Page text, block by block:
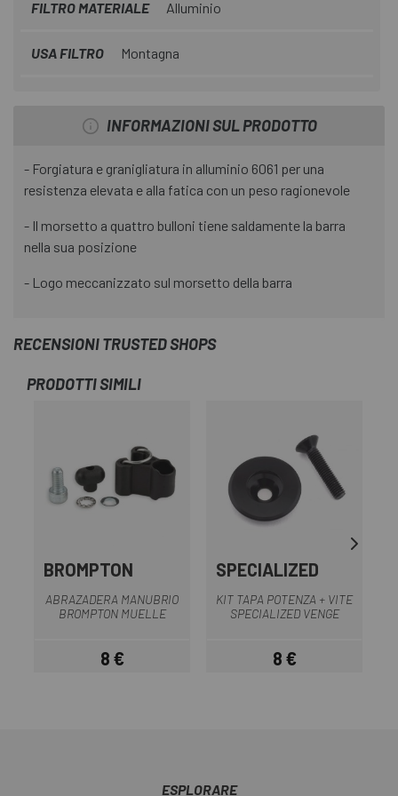
FILTRO MATERIALE Alluminio
USA FILTRO Montagna
INFORMAZIONI SUL PRODOTTO
- Forgiatura e granigliatura in alluminio 6061 per una
resistenza elevata e alla fatica con un peso ragionevole
- Il morsetto a quattro bulloni tiene saldamente la barra
nella sua posizione
- Logo meccanizzato sul morsetto della barra
RECENSIONI TRUSTED SHOPS
PRODOTTI SIMILI
BROMPTON
ABRAZADERA MANUBRIO
BROMPTON MUELLE
Prezzo
8 €
SPECIALIZED
KIT TAPA POTENZA + VITE
SPECIALIZED VENGE
Prezzo
8 €
ESPLORARE